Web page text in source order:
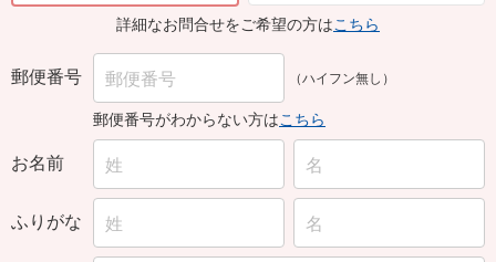
詳細なお問合せをご希望の方はこちら
郵便番号 （ハイフン無し）
郵便番号がわからない方はこちら
お名前
ふりがな